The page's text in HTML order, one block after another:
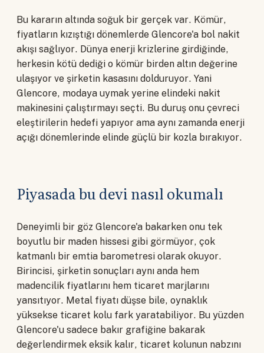
Bu kararın altında soğuk bir gerçek var. Kömür,
fiyatların kızıştığı dönemlerde Glencore'a bol nakit
akışı sağlıyor. Dünya enerji krizlerine girdiğinde,
herkesin kötü dediği o kömür birden altın değerine
ulaşıyor ve şirketin kasasını dolduruyor. Yani
Glencore, modaya uymak yerine elindeki nakit
makinesini çalıştırmayı seçti. Bu duruş onu çevreci
eleştirilerin hedefi yapıyor ama aynı zamanda enerji
açığı dönemlerinde elinde güçlü bir kozla bırakıyor.
Piyasada bu devi nasıl okumalı
Deneyimli bir göz Glencore'a bakarken onu tek
boyutlu bir maden hissesi gibi görmüyor, çok
katmanlı bir emtia barometresi olarak okuyor.
Birincisi, şirketin sonuçları aynı anda hem
madencilik fiyatlarını hem ticaret marjlarını
yansıtıyor. Metal fiyatı düşse bile, oynaklık
yüksekse ticaret kolu fark yaratabiliyor. Bu yüzden
Glencore'u sadece bakır grafiğine bakarak
değerlendirmek eksik kalır, ticaret kolunun nabzını